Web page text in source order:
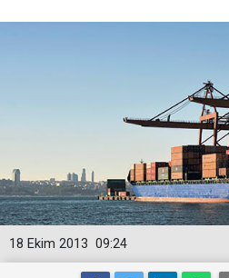
09:24
18 Ekim 2013